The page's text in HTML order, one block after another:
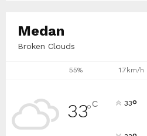
Medan
Broken Clouds
55% 1.7km/h
33°C 33°